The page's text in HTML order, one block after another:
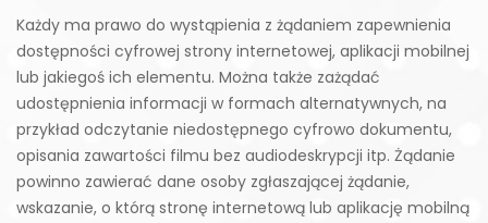
Każdy ma prawo do wystąpienia z żądaniem zapewnienia
dostępności cyfrowej strony internetowej, aplikacji mobilnej
lub jakiegoś ich elementu. Można także zażądać
udostępnienia informacji w formach alternatywnych, na
przykład odczytanie niedostępnego cyfrowo dokumentu,
opisania zawartości filmu bez audiodeskrypcji itp. Żądanie
powinno zawierać dane osoby zgłaszającej żądanie,
wskazanie, o którą stronę internetową lub aplikację mobilną